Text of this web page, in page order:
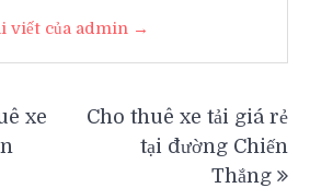
viết của admin →
xe
Cho thuê xe tải giá rẻ
tại đường Chiến
Thắng